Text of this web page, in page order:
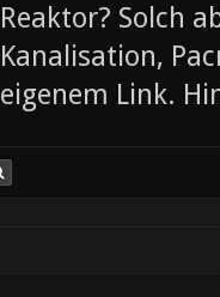
Reaktor? Solch
Kanalisation,
eigenem Link.